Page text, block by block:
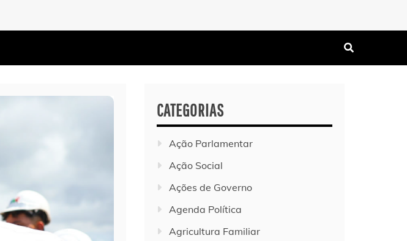
CATEGORIAS
Ação Parlamentar
Ação Social
Ações de Governo
Agenda Política
Agricultura Familiar